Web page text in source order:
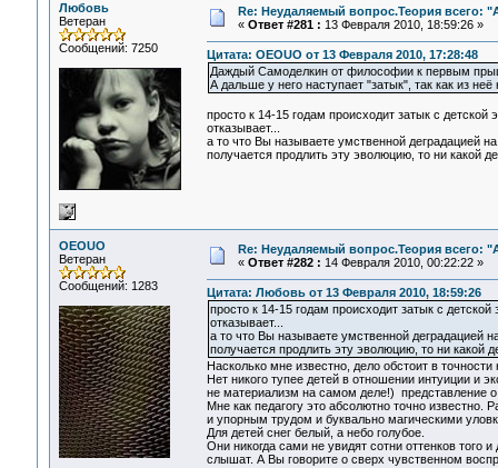
Любовь
Ветеран
Сообщений: 7250
Re: Неудаляемый вопрос.Теория всего:
« Ответ #281 : 13 Февраля 2010, 18:59:26 »
Цитата: OEOUO от 13 Февраля 2010, 17:28:48
Даждый Самоделкин от философии к первым
А дальше у него наступает "затык", так как из
просто к 14-15 годам происходит затык с
отказывает...
а то что Вы называете умственной деградацией
получается продлить эту эволюцию, то ни какой
OEOUO
Ветеран
Сообщений: 1283
Re: Неудаляемый вопрос.Теория всего:
« Ответ #282 : 14 Февраля 2010, 00:22:22 »
Цитата: Любовь от 13 Февраля 2010, 18:59:26
просто к 14-15 годам происходит затык с
отказывает...
а то что Вы называете умственной деградацией
получается продлить эту эволюцию, то ни какой
Насколько мне известно, дело обстоит в точности
Нет никого тупее детей в отношении интуиции и
не материализм на самом деле!) представление
Мне как педагогу это абсолютно точно
и упорным трудом и буквально магическими
Для детей снег белый, а небо голубое.
Они никогда сами не увидят сотни оттенков того
слышат. А Вы говорите о сверх чувственном